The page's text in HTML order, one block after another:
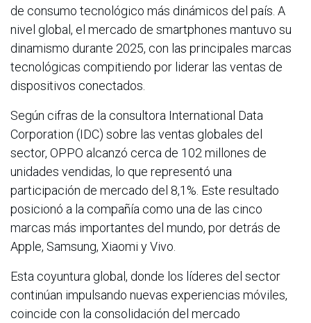
de consumo tecnológico más dinámicos del país. A
nivel global, el mercado de smartphones mantuvo su
dinamismo durante 2025, con las principales marcas
tecnológicas compitiendo por liderar las ventas de
dispositivos conectados.
Según cifras de la consultora International Data
Corporation (IDC) sobre las ventas globales del
sector, OPPO alcanzó cerca de 102 millones de
unidades vendidas, lo que representó una
participación de mercado del 8,1%. Este resultado
posicionó a la compañía como una de las cinco
marcas más importantes del mundo, por detrás de
Apple, Samsung, Xiaomi y Vivo.
Esta coyuntura global, donde los líderes del sector
continúan impulsando nuevas experiencias móviles,
coincide con la consolidación del mercado